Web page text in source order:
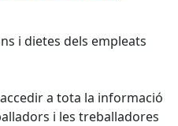
i dietes dels empleats
a tota la informació
i les treballadores